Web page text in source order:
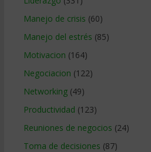
Manejo de crisis (60)
Manejo del estrés (85)
Motivacion (164)
Negociacion (122)
Networking(49)
Productividad (123)
Reuniones de negocios (24)
Toma de decisiones (87)